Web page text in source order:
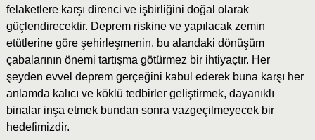
felaketlere karşı direnci ve işbirliğini doğal olarak
güçlendirecektir. Deprem riskine ve yapılacak zemin
etütlerine göre şehirleşmenin, bu alandaki dönüşüm
çabalarının önemi tartışma götürmez bir ihtiyaçtır. Her
şeyden evvel deprem gerçeğini kabul ederek buna karşı her
anlamda kalıcı ve köklü tedbirler geliştirmek, dayanıklı
binalar inşa etmek bundan sonra vazgeçilmeyecek bir
hedefimizdir.